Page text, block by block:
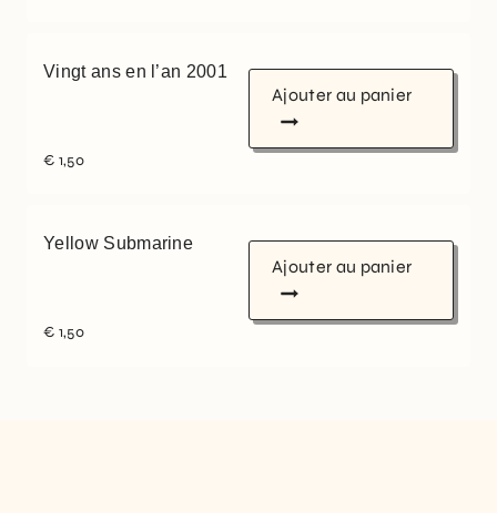
Vingt ans en l’an 2001
€ 1,50
Ajouter au panier
Yellow Submarine
€ 1,50
Ajouter au panier